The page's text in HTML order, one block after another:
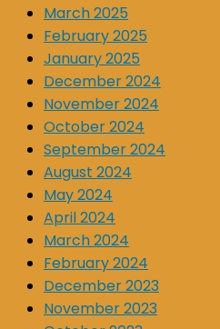
March 2025
February 2025
January 2025
December 2024
November 2024
October 2024
September 2024
August 2024
May 2024
April 2024
March 2024
February 2024
December 2023
November 2023